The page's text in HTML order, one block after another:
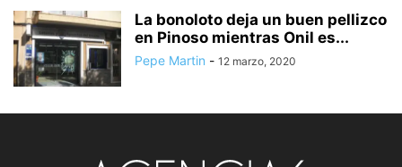
La bonoloto deja un buen pellizco
en Pinoso mientras Onil es...
Pepe Martin - 12 marzo, 2020